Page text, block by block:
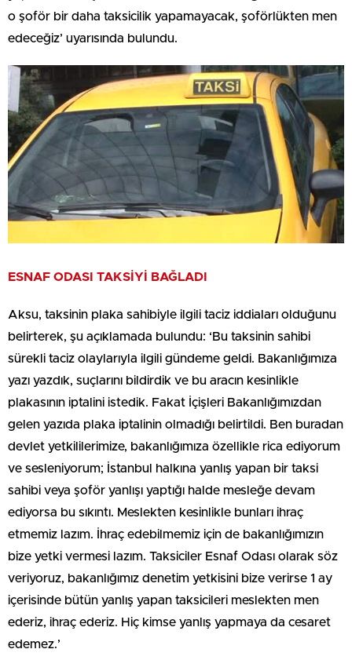
o şoför bir daha taksicilik yapamayacak, şoförlükten men
edeceğiz’ uyarısında bulundu.
ESNAF ODASI TAKSİYİ BAĞLADI
Aksu, taksinin plaka sahibiyle ilgili taciz iddiaları olduğunu
belirterek, şu açıklamada bulundu: ‘Bu taksinin sahibi
sürekli taciz olaylarıyla ilgili gündeme geldi. Bakanlığımıza
yazı yazdık, suçlarını bildirdik ve bu aracın kesinlikle
plakasının iptalini istedik. Fakat İçişleri Bakanlığımızdan
gelen yazıda plaka iptalinin olmadığı belirtildi. Ben buradan
devlet yetkililerimize, bakanlığımıza özellikle rica ediyorum
ve sesleniyorum; İstanbul halkına yanlış yapan bir taksi
sahibi veya şoför yanlışı yaptığı halde mesleğe devam
ediyorsa bu sıkıntı. Meslekten kesinlikle bunları ihraç
etmemiz lazım. İhraç edebilmemiz için de bakanlığımızın
bize yetki vermesi lazım. Taksiciler Esnaf Odası olarak söz
veriyoruz, bakanlığımız denetim yetkisini bize verirse 1 ay
içerisinde bütün yanlış yapan taksicileri meslekten men
ederiz, ihraç ederiz. Hiç kimse yanlış yapmaya da cesaret
edemez.’